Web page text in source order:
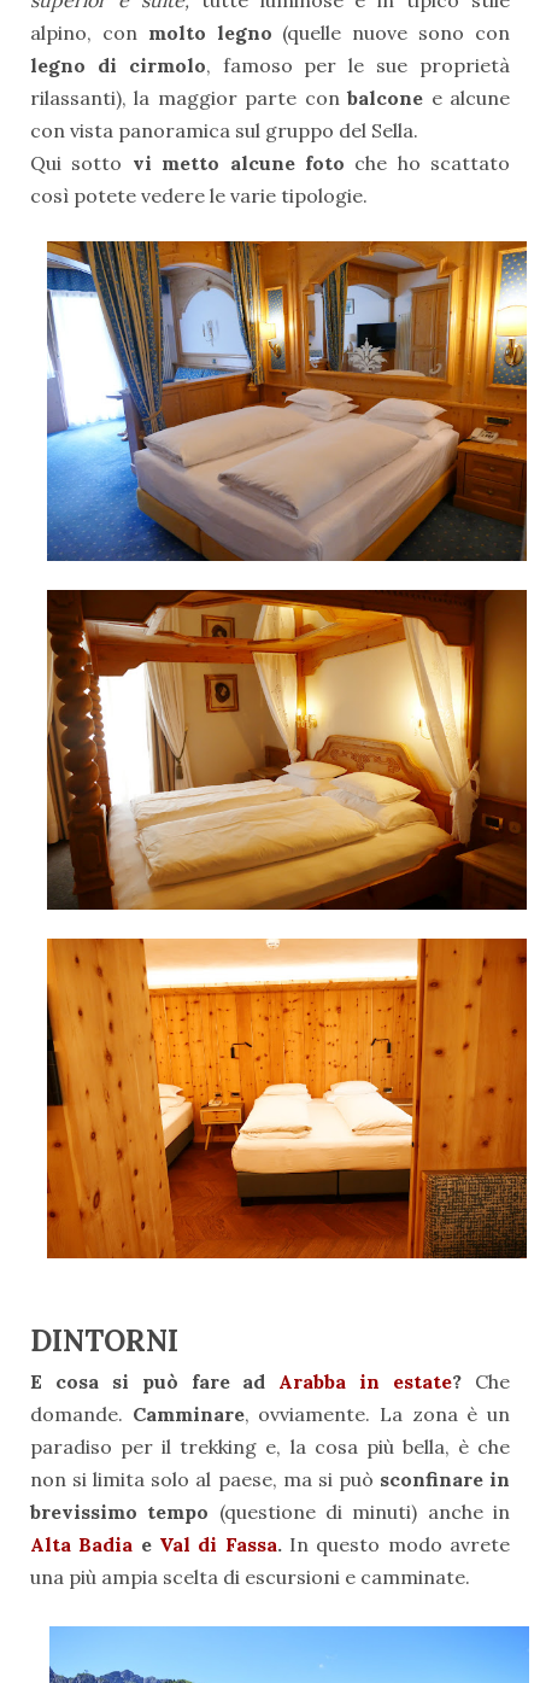
alpino, con molto legno (quelle nuove sono con
legno di cirmolo, famoso per le sue proprietà
rilassanti), la maggior parte conbalcone e alcune
con vista panoramica sul gruppo del Sella.
Qui sotto vi metto alcune foto che ho scattato
così potete vedere le varie tipologie.
DINTORNI
E cosa si può fare ad Arabba in estate? Che
domande. Camminare, ovviamente. La zona è un
paradiso per il trekking e, la cosa più bella, è che
non si limita solo al paese, ma si può sconfinare in
brevissimo tempo (questione di minuti) anche in
Alta Badia e Val di Fassa. In questo modo avrete
una più ampia scelta di escursioni e camminate.